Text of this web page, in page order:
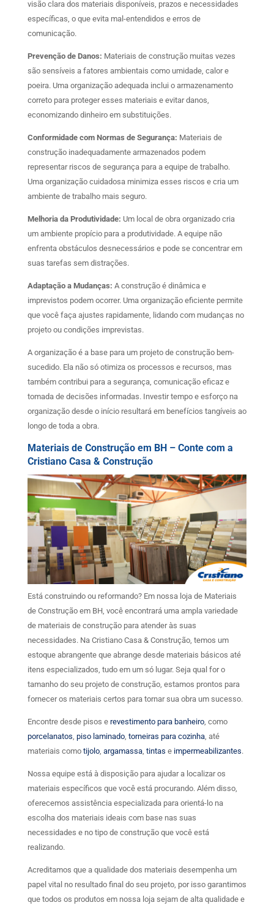
visão clara dos materiais disponíveis, prazos e necessidades
específicas, o que evita mal-entendidos e erros de
comunicação.
Prevenção de Danos: Materiais de construção muitas vezes
são sensíveis a fatores ambientais como umidade, calor e
poeira. Uma organização adequada inclui o armazenamento
correto para proteger esses materiais e evitar danos,
economizando dinheiro em substituições.
Conformidade com Normas de Segurança: Materiais de
construção inadequadamente armazenados podem
representar riscos de segurança para a equipe de trabalho.
Uma organização cuidadosa minimiza esses riscos e cria um
ambiente de trabalho mais seguro.
Melhoria da Produtividade: Um local de obra organizado cria
um ambiente propício para a produtividade. A equipe não
enfrenta obstáculos desnecessários e pode se concentrar em
suas tarefas sem distrações.
Adaptação a Mudanças: A construção é dinâmica e
imprevistos podem ocorrer. Uma organização eficiente permite
que você faça ajustes rapidamente, lidando com mudanças no
projeto ou condições imprevistas.
A organização é a base para um projeto de construção bem-
sucedido. Ela não só otimiza os processos e recursos, mas
também contribui para a segurança, comunicação eficaz e
tomada de decisões informadas. Investir tempo e esforço na
organização desde o início resultará em benefícios tangíveis ao
longo de toda a obra.
Materiais de Construção em BH – Conte com a
Cristiano Casa & Construção
Está construindo ou reformando? Em nossa loja de Materiais
de Construção em BH, você encontrará uma ampla variedade
de materiais de construção para atender às suas
necessidades. Na Cristiano Casa & Construção, temos um
estoque abrangente que abrange desde materiais básicos até
itens especializados, tudo em um só lugar. Seja qual for o
tamanho do seu projeto de construção, estamos prontos para
fornecer os materiais certos para tornar sua obra um sucesso.
Encontre desde pisos e revestimento para banheiro, como
porcelanatos piso laminado, torneiras para cozinha, até
materiais como tijolo, argamassa, tintas e impermeabilizantes.
Nossa equipe está à disposição para ajudar a localizar os
materiais específicos que você está procurando. Além disso,
oferecemos assistência especializada para orientá-lo na
escolha dos materiais ideais com base nas suas
necessidades e no tipo de construção que você está
realizando.
Acreditamos que a qualidade dos materiais desempenha um
papel vital no resultado final do seu projeto, por isso garantimos
que todos os produtos em nossa loja sejam de alta qualidade e